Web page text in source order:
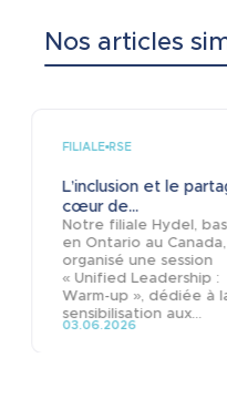
Nos articles
FILIALE RSE
L’inclusion et le
cœur de...
Notre filiale Hydel,
en Ontario au
organisé une session
« Unified Leadership :
Warm-up », dédiée à
sensibilisation aux...
03.06.2026